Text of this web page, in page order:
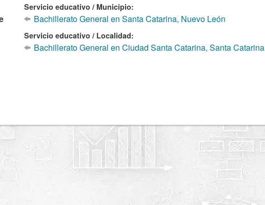
Servicio educativo / Municipio:
Bachillerato General en Santa Catarina, Nuevo León
Servicio educativo / Localidad:
Bachillerato General en Ciudad Santa Catarina, Santa Catarina